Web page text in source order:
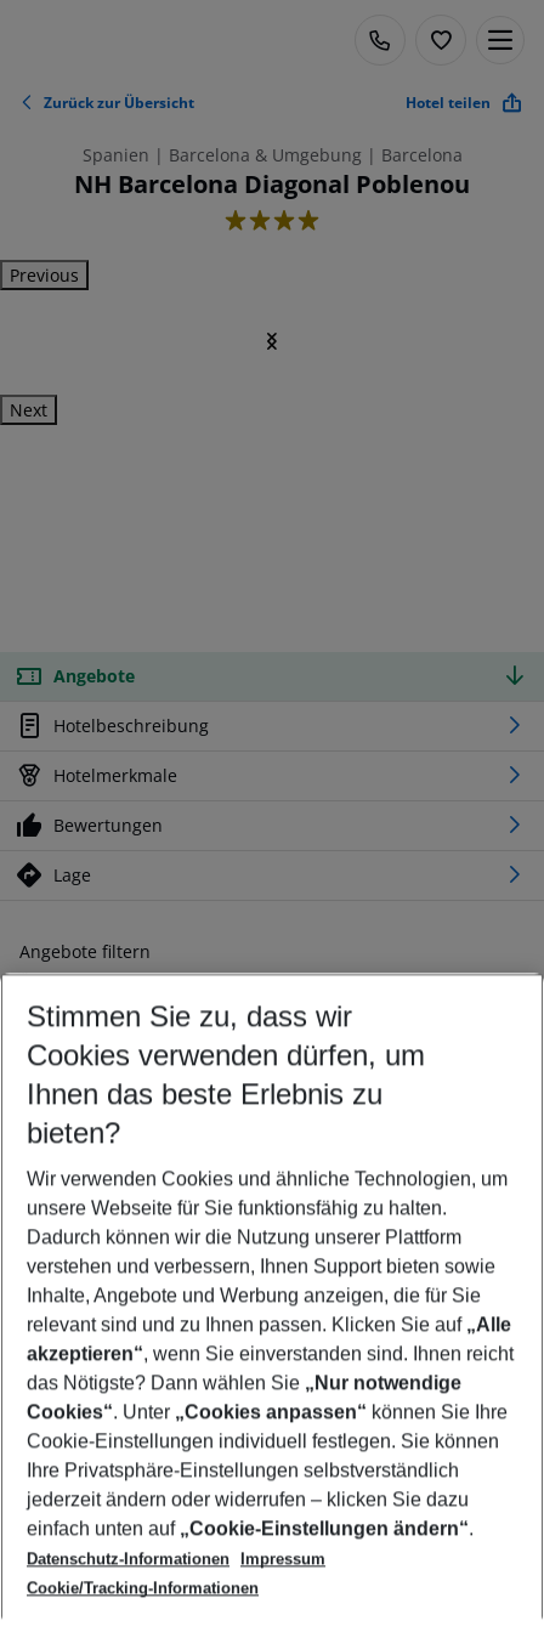
Zurück zur Übersicht Hotel teilen
Spanien | Barcelona & Umgebung | Barcelona
NH Barcelona Diagonal Poblenou
4
Previous
Next
Angebote
Hotelbeschreibung
Hotelmerkmale
Bewertungen
Lage
Angebote filtern
Ändern Sie Ihre Kriterien nach Ihren Wünschen
Abflughafen wählen
Beliebiger Abflughafen
Reisezeitraum wählen
10.08.26– 08.08.27 5-8 Nächte
2 Erwachsene Keine Kinder
Mehr Filter anzeigen
Footer
Footer navigation
Über uns
AGB
Cookie-Einstellungen ändern
Cookie-Richtlinie
Datenschutz
Service & Hilfe
Barrierefreies Reisen
Check-in
Folgen Sie uns
Stimmen Sie zu, dass wir
Cookies verwenden dürfen, um
Ihnen das beste Erlebnis zu
bieten?
Wir verwenden Cookies und ähnliche Technologien, um
unsere Webseite für Sie funktionsfähig zu halten.
Dadurch können wir die Nutzung unserer Plattform
verstehen und verbessern, Ihnen Support bieten sowie
Inhalte, Angebote und Werbung anzeigen, die für Sie
relevant sind und zu Ihnen passen. Klicken Sie auf „Alle
akzeptieren“, wenn Sie einverstanden sind. Ihnen reicht
das Nötigste? Dann wählen Sie „Nur notwendige
Cookies“. Unter „Cookies anpassen“ können Sie Ihre
Cookie-Einstellungen individuell festlegen. Sie können
Ihre Privatsphäre-Einstellungen selbstverständlich
jederzeit ändern oder widerrufen – klicken Sie dazu
einfach unten auf „Cookie-Einstellungen ändern“.
Datenschutz-Informationen
Impressum
Cookie/Tracking-Informationen